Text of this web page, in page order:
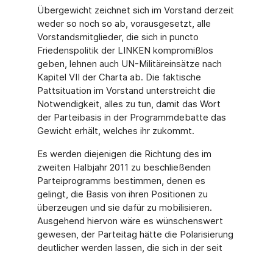
Übergewicht zeichnet sich im Vorstand derzeit
weder so noch so ab, vorausgesetzt, alle
Vorstandsmitglieder, die sich in puncto
Friedenspolitik der LINKEN kompromißlos
geben, lehnen auch UN-Militäreinsätze nach
Kapitel VII der Charta ab. Die faktische
Pattsituation im Vorstand unterstreicht die
Notwendigkeit, alles zu tun, damit das Wort
der Parteibasis in der Programmdebatte das
Gewicht erhält, welches ihr zukommt.
Es werden diejenigen die Richtung des im
zweiten Halbjahr 2011 zu beschließenden
Parteiprogramms bestimmen, denen es
gelingt, die Basis von ihren Positionen zu
überzeugen und sie dafür zu mobilisieren.
Ausgehend hiervon wäre es wünschenswert
gewesen, der Parteitag hätte die Polarisierung
deutlicher werden lassen, die sich in der seit